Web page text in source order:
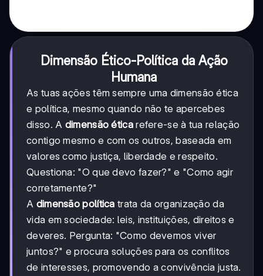
Dimensão Ético-Política da Ação
Humana
As tuas ações têm sempre uma dimensão ética
e política, mesmo quando não te apercebes
disso. A dimensão éticarefere-se à tua relação
contigo mesmo e com os outros, baseada em
valores como justiça, liberdade e respeito.
Questiona: "O que devo fazer?" e "Como agir
corretamente?"
A dimensão política trata da organização da
vida em sociedade: leis, instituições, direitos e
deveres. Pergunta: "Como devemos viver
juntos?" e procura soluções para os conflitos
de interesses, promovendo a convivência justa.